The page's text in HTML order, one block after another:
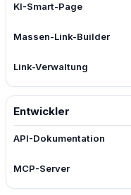
KI-Smart-Page
Massen-Link-Builder
Link-Verwaltung
Entwickler
API-Dokumentation
MCP-Server